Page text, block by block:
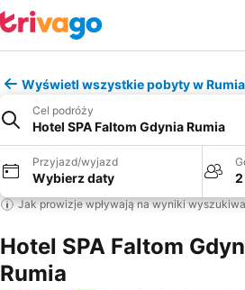
Wyświetl wszystkie pobyty w Rumia
Cel podróży
Hotel SPA Faltom Gdynia Rumia
Przyjazd/wyjazd
Wybierz daty 2
Jak prowizje wpływają na wyniki
Hotel SPA Faltom
Rumia